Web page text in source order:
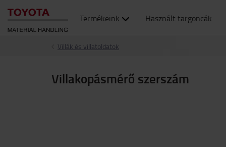
Termékeink Használt targoncák
Villák és villatoldatok
Villakopásmérő szerszám